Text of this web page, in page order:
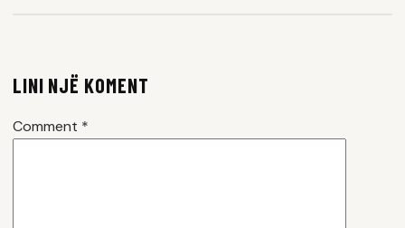
LINI NJË KOMENT
Comment *